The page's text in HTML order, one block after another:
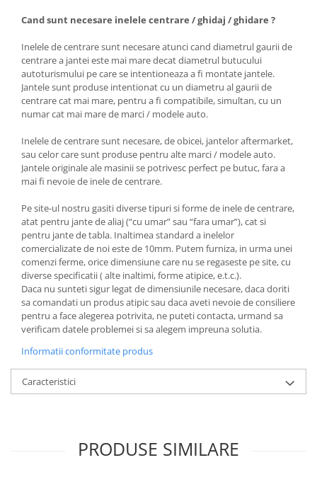
Cand sunt necesare inelele centrare / ghidaj / ghidare ?
Inelele de centrare sunt necesare atunci cand diametrul gaurii de
centrare a jantei este mai mare decat diametrul butucului
autoturismului pe care se intentioneaza a fi montate jantele.
Jantele sunt produse intentionat cu un diametru al gaurii de
centrare cat mai mare, pentru a fi compatibile, simultan, cu un
numar cat mai mare de marci / modele auto.
Inelele de centrare sunt necesare, de obicei, jantelor aftermarket,
sau celor care sunt produse pentru alte marci / modele auto.
Jantele originale ale masinii se potrivesc perfect pe butuc, fara a
mai fi nevoie de inele de centrare.
Pe site-ul nostru gasiti diverse tipuri si forme de inele de centrare,
atat pentru jante de aliaj (“cu umar” sau “fara umar”), cat si
pentru jante de tabla. Inaltimea standard a inelelor
comercializate de noi este de 10mm. Putem furniza, in urma unei
comenzi ferme, orice dimensiune care nu se regaseste pe site, cu
diverse specificatii ( alte inaltimi, forme atipice, e.t.c.).
Daca nu sunteti sigur legat de dimensiunile necesare, daca doriti
sa comandati un produs atipic sau daca aveti nevoie de consiliere
pentru a face alegerea potrivita, ne puteti contacta, urmand sa
verificam datele problemei si sa alegem impreuna solutia.
Informatii conformitate produs
Caracteristici
PRODUSE SIMILARE